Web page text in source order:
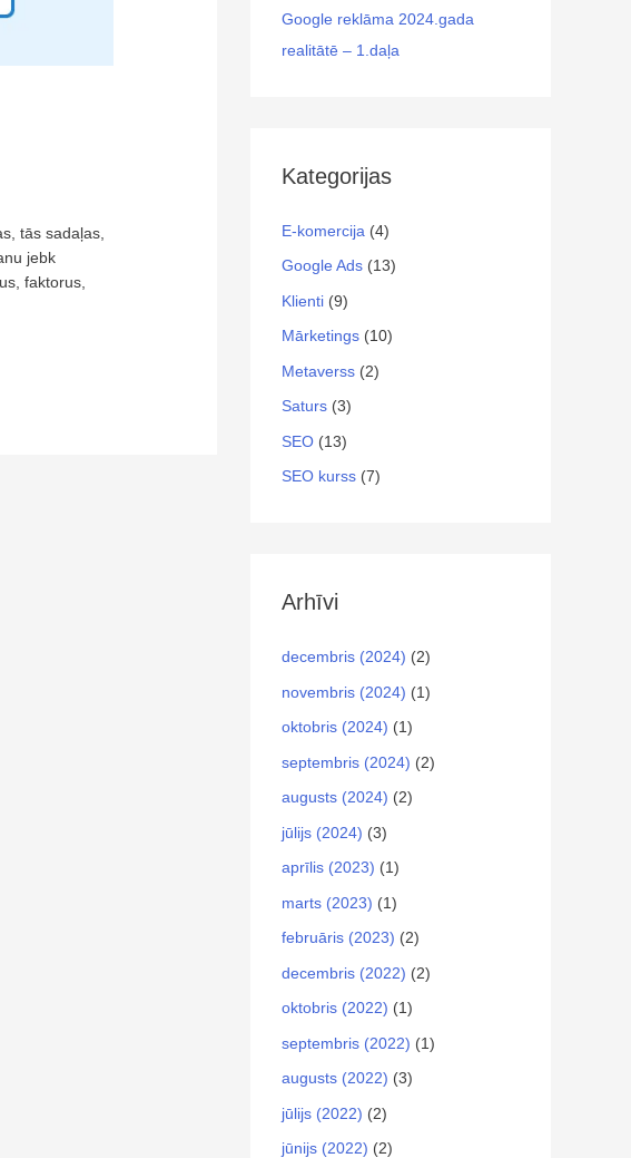
tās sadaļas,
jebk
faktorus,
Google reklāma 2024.gada
realitātē – 1.daļa
Kategorijas
E-komercija (4)
Google Ads (13)
Klienti (9)
Mārketings (10)
Metaverss (2)
Saturs (3)
SEO (13)
SEO kurss (7)
Arhīvi
decembris (2024) (2)
novembris (2024) (1)
oktobris (2024) (1)
septembris (2024) (2)
augusts (2024) (2)
jūlijs (2024) (3)
aprīlis (2023) (1)
marts (2023) (1)
februāris (2023) (2)
decembris (2022) (2)
oktobris (2022) (1)
septembris (2022) (1)
augusts (2022) (3)
jūlijs (2022) (2)
jūnijs (2022) (2)